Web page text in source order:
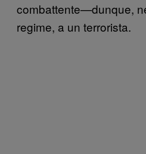
combattente—dunque,
regime, a un terrorista.